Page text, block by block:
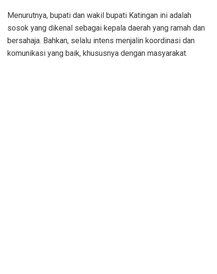
Menurutnya, bupati dan wakil bupati Katingan ini adalah
sosok yang dikenal sebagai kepala daerah yang ramah dan
bersahaja. Bahkan, selalu intens menjalin koordinasi dan
komunikasi yang baik, khususnya dengan masyarakat.